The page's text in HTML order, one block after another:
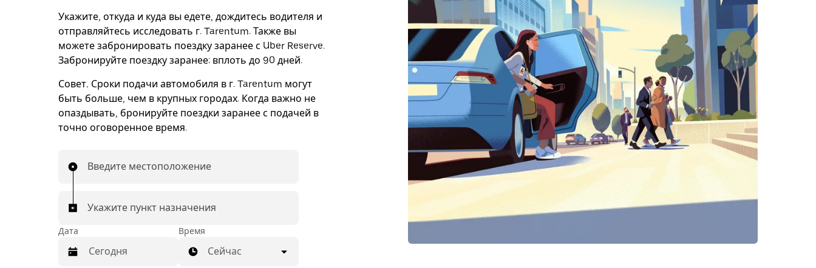
Укажите, откуда и куда вы едете, дождитесь водителя и
отправляйтесь исследовать г. Tarentum. Также вы
можете забронировать поездку заранее с Uber Reserve.
Забронируйте поездку заранее: вплоть до 90 дней.
Совет. Сроки подачи автомобиля в г. Tarentum могут
быть больше, чем в крупных городах. Когда важно не
опаздывать, бронируйте поездки заранее с подачей в
точно оговоренное время.
Введите местоположение
Укажите пункт назначения
Дата Время
Сейчас